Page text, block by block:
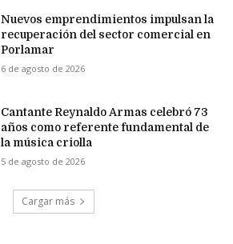
Nuevos emprendimientos impulsan la
recuperación del sector comercial en
Porlamar
6 de agosto de 2026
Cantante Reynaldo Armas celebró 73
años como referente fundamental de
la música criolla
5 de agosto de 2026
Cargar más